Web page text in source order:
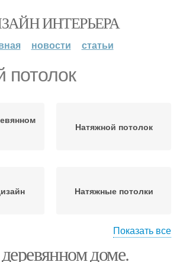
ИНТЕРЬЕРА
новости статьи
потолок
Натяжной потолок
Натяжные потолки
Показать все
доме.